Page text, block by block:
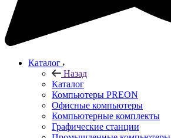
Каталог
Назад
Каталог
Компьютеры PREON
Офисные компьютеры
Компьютерные комплекты
Графические станции